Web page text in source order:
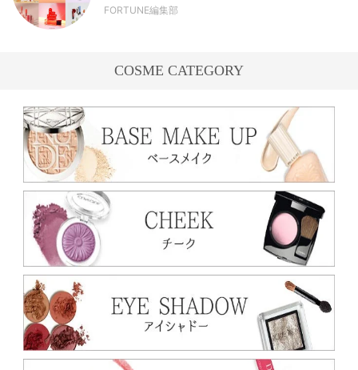
FORTUNE編集部
COSME CATEGORY